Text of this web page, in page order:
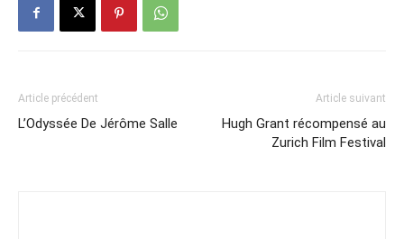
Article précédent
L’Odyssée De Jérôme Salle
Article suivant
Hugh Grant récompensé au
Zurich Film Festival